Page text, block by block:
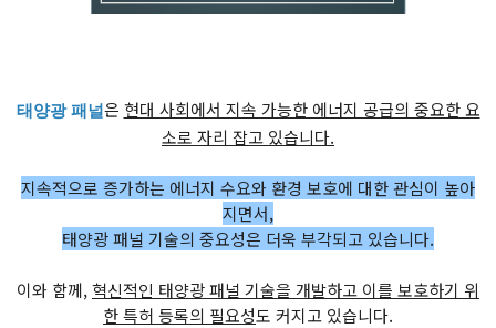
태양광 패널은 현대 사회에서 지속 가능한 에너지 공급의 중요한 요
소로 자리 잡고 있습니다.
지속적으로 증가하는 에너지 수요와 환경 보호에 대한 관심이 높아
지면서,
태양광 패널 기술의 중요성은 더욱 부각되고 있습니다.
이와 함께,혁신적인 태양광 패널 기술을 개발하고 이를 보호하기 위
한 특허 등록의 필요성도 커지고 있습니다.